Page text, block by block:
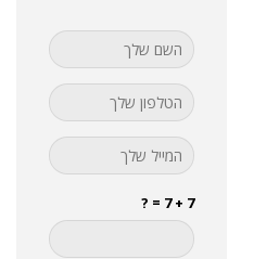
7 + 7 = ?